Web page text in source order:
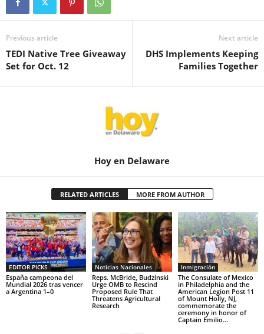
Previous article
TEDI Native Tree Giveaway
Set for Oct. 12
Next article
DHS Implements Keeping
Families Together
Hoy en Delaware
RELATED ARTICLES MORE FROM AUTHOR
EDITOR PICKS
España campeona del
Mundial 2026 tras vencer
a Argentina 1–0
Noticias Nacionales
Reps. McBride, Budzinski
Urge OMB to Rescind
Proposed Rule That
Threatens Agricultural
Research
Inmigración
The Consulate of Mexico
in Philadelphia and the
American Legion Post 11
of Mount Holly, NJ,
commemorate the
ceremony in honor of
Captain Emilio...